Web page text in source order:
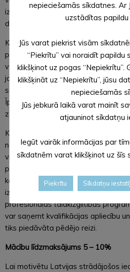
izglītības programmās un 1 studiju
digitālās pamata prasmes.
Kā iepriekšējās kārtās, arī šajā
programmām varēs strādājoši un
vecumā no 25 gadiem ar pabeigtu
jaunie vecāki, kas atrodas bērna
saglabājuši darba attiecības, kā arī
Īpaši aicināti pieteikties sociālā
zemu vai darba tirgum nepietiekamu
Katrs strādājošais projekta laikā var
neatkarīgi no pieteikšanās kārtu
vienlaicīgi iespējams mācīties tikai
programmā. Atšķirībā no
kārtā katrs mācību dalībnieks var
izglītības programmai. Jāuzsver, ka
profesionālās tālākizglītības
var saņemt kvalifikācijas apliecību
tiks piedāvāta pēdējo reizi.
Mācību līdzmaksājums 5 – 10%
Lai motivētu Latvijas strādājošos
nepieciešamās sīkdatnes. Ar
uzstādītas papildu
Jūs varat piekrist visām
“Piekrītu” vai noraidīt papildu
klikšķinot uz pogas “Nepiekrītu”.
klikšķināt uz “Nepiekrītu”, jūsu
nepieciešamās
Jūs jebkurā laikā varat mainīt
atjauninot sīkdatņu
Iegūt vairāk informācijas par
sīkdatnēm varat klikšķinot uz šīs
Piekrītu Sīkdatņu